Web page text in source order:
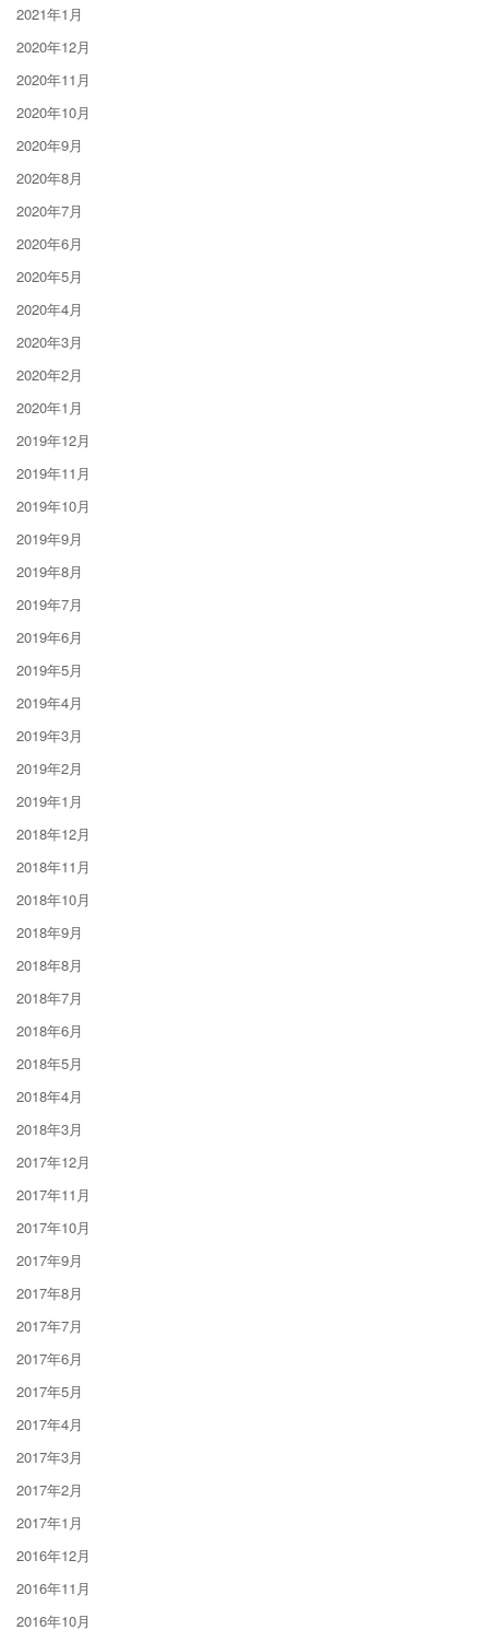
2021年1月
2020年12月
2020年11月
2020年10月
2020年9月
2020年8月
2020年7月
2020年6月
2020年5月
2020年4月
2020年3月
2020年2月
2020年1月
2019年12月
2019年11月
2019年10月
2019年9月
2019年8月
2019年7月
2019年6月
2019年5月
2019年4月
2019年3月
2019年2月
2019年1月
2018年12月
2018年11月
2018年10月
2018年9月
2018年8月
2018年7月
2018年6月
2018年5月
2018年4月
2018年3月
2017年12月
2017年11月
2017年10月
2017年9月
2017年8月
2017年7月
2017年6月
2017年5月
2017年4月
2017年3月
2017年2月
2017年1月
2016年12月
2016年11月
2016年10月